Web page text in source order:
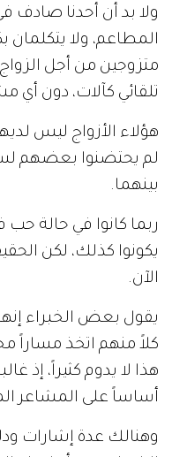
ولا بد أن أحدنا صادف
المطاعم، ولا يتكلمان
متزوجين من أجل
تلقائي كآلات، دون أي
هؤلاء الأزواج ليس
لم يحتضنوا بعضهم
بينهما.
ربما كانوا في حالة
يكونوا كذلك، لكن
الآن.
يقول بعض الخبراء
كلاً منهم اتخذ مساراً
هذا لا يدوم كثيراً، إذ
أساساً على المشاعر
وهنالك عدة إشارات